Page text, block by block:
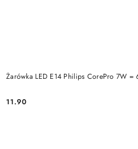
Żarówka LED E14 Philips CorePro 7W =
Cena:
11.90